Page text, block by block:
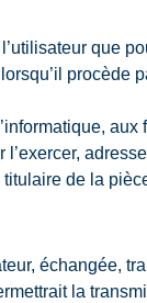
que
procède
de la
échangée,
la